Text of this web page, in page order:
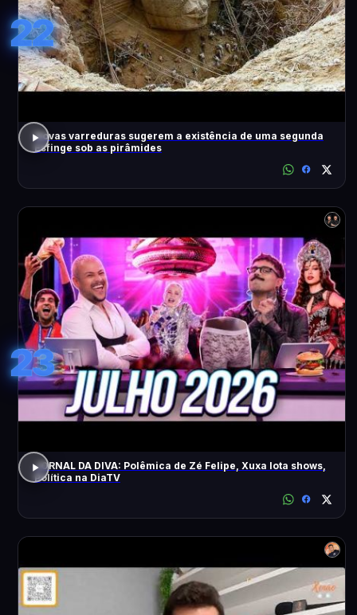
22
Novas varreduras sugerem a existência de uma segunda
Esfinge sob as pirâmides
23
JORNAL DA DIVA: Polêmica de Zé Felipe, Xuxa lota shows,
Política na DiaTV